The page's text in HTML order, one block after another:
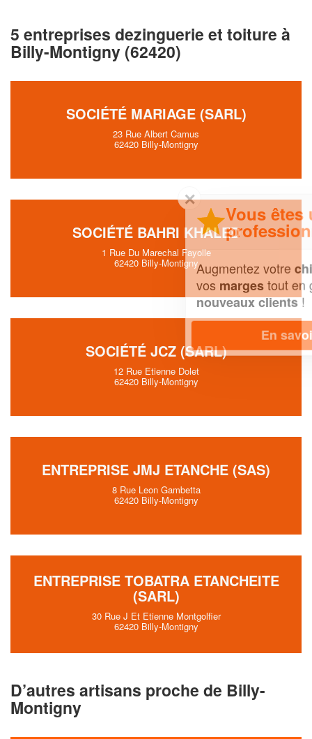
5 entreprises dezinguerie et toiture à
Billy-Montigny (62420)
SOCIÉTÉ MARIAGE (SARL)
23 Rue Albert Camus
62420 Billy-Montigny
SOCIÉTÉ BAHRI KHALED
1 Rue Du Marechal Fayolle
62420 Billy-Montigny
SOCIÉTÉ JCZ (SARL)
12 Rue Etienne Dolet
62420 Billy-Montigny
ENTREPRISE JMJ ETANCHE (SAS)
8 Rue Leon Gambetta
62420 Billy-Montigny
ENTREPRISE TOBATRA ETANCHEITE
(SARL)
30 Rue J Et Etienne Montgolfier
62420 Billy-Montigny
D’autres artisans proche de Billy-
Montigny
✕
Vous êtes un
professionnel ?
Augmentez votrechiffre d'affaireset
tout en gagnant de
nouveaux clients!